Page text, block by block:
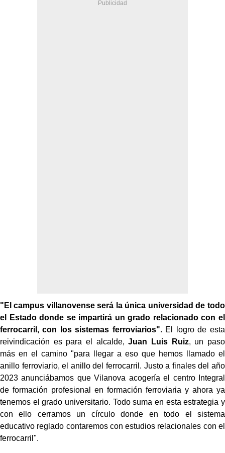
"El campus villanovense será la única universidad de todo
el Estado donde se impartirá un grado relacionado con el
ferrocarril, con los sistemas ferroviarios".El logro de esta
reivindicación es para el alcalde,Juan Luis Ruiz, un paso
más en el camino "para llegar a eso que hemos llamado el
anillo ferroviario, el anillo del ferrocarril. Justo a finales del año
2023 anunciábamos que Vilanova acogería el centro Integral
de formación profesional en formación ferroviaria y ahora ya
tenemos el grado universitario. Todo suma en esta estrategia y
con ello cerramos un círculo donde en todo el sistema
educativo reglado contaremos con estudios relacionales con el
ferrocarril".